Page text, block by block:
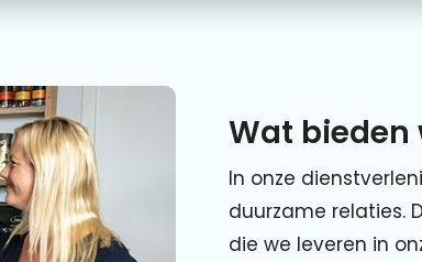
Wat bieden
In onze
duurzame relaties.
die we leveren in